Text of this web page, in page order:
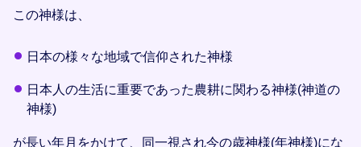
この神様は、
日本の様々な地域で信仰された神様
日本人の生活に重要であった農耕に関わる神様(神道の
神様)
が長い年月をかけて、同一視され今の歳神様(年神様)にな